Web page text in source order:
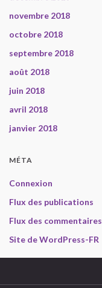
novembre 2018
octobre 2018
septembre 2018
août 2018
juin 2018
avril 2018
janvier 2018
MÉTA
Connexion
Flux des publications
Flux des commentaires
Site de WordPress-FR